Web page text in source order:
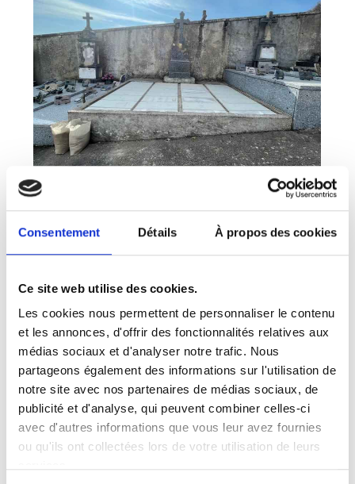
Consentement Détails À propos des cookies
Ce site web utilise des cookies.
Les cookies nous permettent de personnaliser le contenu
et les annonces, d'offrir des fonctionnalités relatives aux
médias sociaux et d'analyser notre trafic. Nous
partageons également des informations sur l'utilisation de
notre site avec nos partenaires de médias sociaux, de
publicité et d'analyse, qui peuvent combiner celles-ci
avec d'autres informations que vous leur avez fournies
ou qu'ils ont collectées lors de votre utilisation de leurs